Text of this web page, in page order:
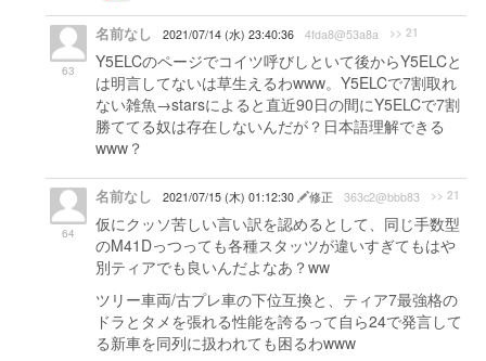
63
名前なし 2021/07/14 (水) 23:40:36 4fda8@53a8a >> 21
Y5ELCのページでコイツ呼びしといて後からY5ELCと
は明言してないは草生えるわwww。Y5ELCで7割取れ
ない雑魚→starsによると直近90日の間にY5ELCで7割
勝ててる奴は存在しないんだが？日本語理解できる
www？
64
名前なし 2021/07/15 (木) 01:12:30 修正 363c2@bbb83 >> 21
仮にクッソ苦しい言い訳を認めるとして、同じ手数型
のM41Dっつっても各種スタッツが違いすぎてもはや
別ティアでも良いんだよなあ？ww
ツリー車両/古プレ車の下位互換と、ティア7最強格の
ドラとタメを張れる性能を誇るって自ら24で発言して
る新車を同列に扱われても困るわwww